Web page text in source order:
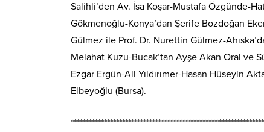
Salihli’den Av. İsa Koşar-Mustafa Özgünde-
Gökmenoğlu-Konya’dan Şerife Bozdoğan
Gülmez ile Prof. Dr. Nurettin Gülmez-
Melahat Kuzu-Bucak’tan Ayşe Akan Oral ve
Ezgar Ergün-Ali Yıldırımer-Hasan Hüseyin
Elbeyoğlu (Bursa).